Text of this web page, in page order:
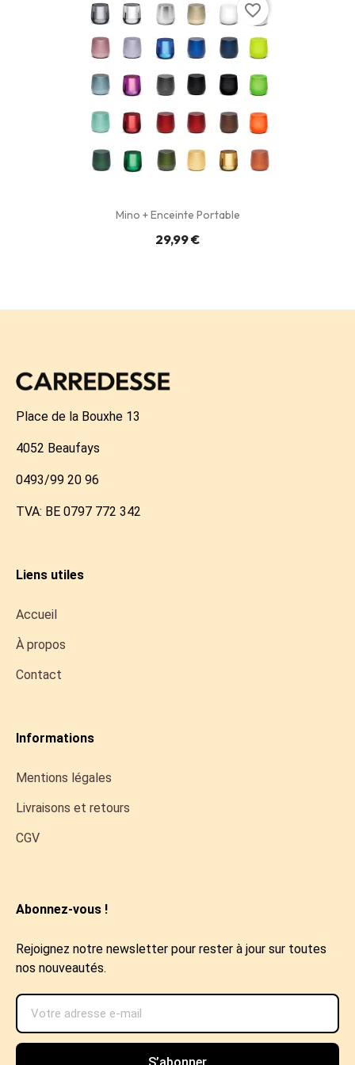
Mino + Enceinte Portable
29,99 €
favorite_border
Place de la Bouxhe 13
4052 Beaufays
0493/99 20 96
TVA: BE 0797 772 342
Liens utiles
Accueil
À propos
Contact
Informations
Mentions légales
Livraisons et retours
CGV
Abonnez-vous !
Rejoignez notre newsletter pour rester à jour sur toutes
nos nouveautés.